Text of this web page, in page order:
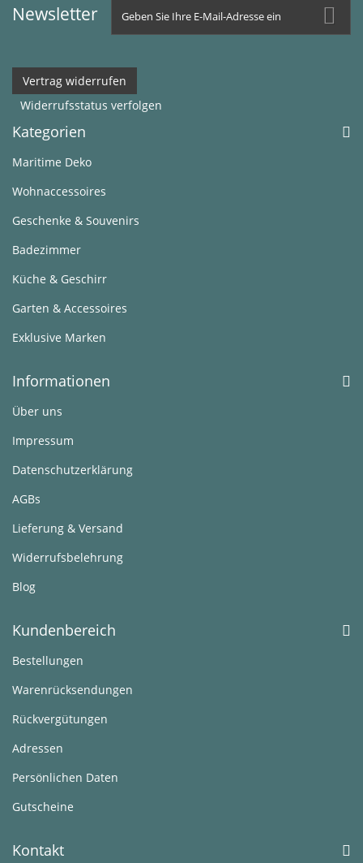
Newsletter
Vertrag widerrufen
Widerrufsstatus verfolgen
Kategorien
Maritime Deko
Wohnaccessoires
Geschenke & Souvenirs
Badezimmer
Küche & Geschirr
Garten & Accessoires
Exklusive Marken
Informationen
Über uns
Impressum
Datenschutzerklärung
AGBs
Lieferung & Versand
Widerrufsbelehrung
Blog
Kundenbereich
Bestellungen
Warenrücksendungen
Rückvergütungen
Adressen
Persönlichen Daten
Gutscheine
Kontakt